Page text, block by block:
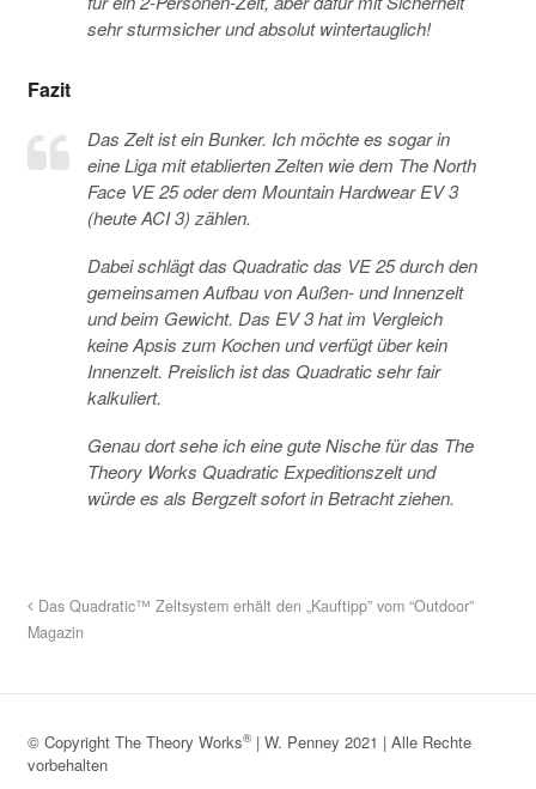
sehr sturmsicher und absolut wintertauglich!
Fazit
Das Zelt ist ein Bunker. Ich möchte es sogar in
eine Liga mit etablierten Zelten wie dem The North
Face VE 25 oder dem Mountain Hardwear EV 3
(heute ACI 3) zählen.
Dabei schlägt das Quadratic das VE 25 durch den
gemeinsamen Aufbau von Außen- und Innenzelt
und beim Gewicht. Das EV 3 hat im Vergleich
keine Apsis zum Kochen und verfügt über kein
Innenzelt. Preislich ist das Quadratic sehr fair
kalkuliert.
Genau dort sehe ich eine gute Nische für das The
Theory Works Quadratic Expeditionszelt und
würde es als Bergzelt sofort in Betracht ziehen.
Das Quadratic™ Zeltsystem erhält den „Kauftipp” vom “Outdoor”
Magazin
© Copyright The Theory Works®| W. Penney 2021 | Alle Rechte
vorbehalten